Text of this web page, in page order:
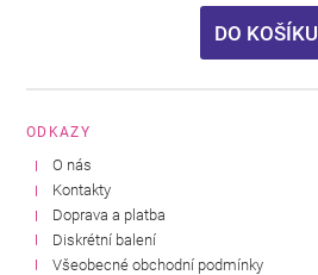
DO KOŠÍKU
ODKAZY
O nás
Kontakty
Doprava a platba
Diskrétní balení
Všeobecné obchodní podmínky